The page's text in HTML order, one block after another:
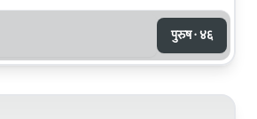
पुरुष · ४६